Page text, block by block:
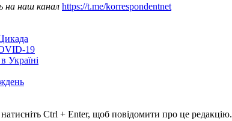
на наш канал https://t.me/korrespondentnet
19
Україні
Ctrl + Enter, щоб повідомити про це редакцію.